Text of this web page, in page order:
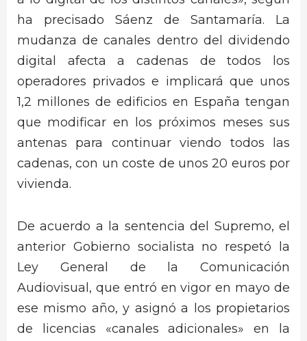
ha precisado Sáenz de Santamaría. La
mudanza de canales dentro del dividendo
digital afecta a cadenas de todos los
operadores privados e implicará que unos
1,2 millones de edificios en España tengan
que modificar en los próximos meses sus
antenas para continuar viendo todos las
cadenas, con un coste de unos 20 euros por
vivienda.
De acuerdo a la sentencia del Supremo, el
anterior Gobierno socialista no respetó la
Ley General de la Comunicación
Audiovisual, que entró en vigor en mayo de
ese mismo año, y asignó a los propietarios
de licencias «canales adicionales» en la